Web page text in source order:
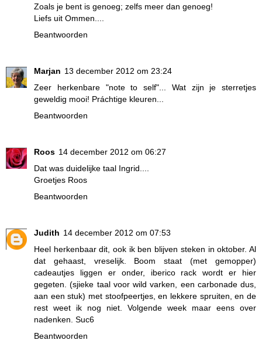
Zoals je bent is genoeg; zelfs meer dan genoeg!
Liefs uit Ommen....
Beantwoorden
Marjan 13 december 2012 om 23:24
Zeer herkenbare "note to self"... Wat zijn je sterretjes
geweldig mooi! Práchtige kleuren...
Beantwoorden
Roos 14 december 2012 om 06:27
Dat was duidelijke taal Ingrid....
Groetjes Roos
Beantwoorden
Judith 14 december 2012 om 07:53
Heel herkenbaar dit, ook ik ben blijven steken in oktober. Al
dat gehaast, vreselijk. Boom staat (met gemopper)
cadeautjes liggen er onder, iberico rack wordt er hier
gegeten. (sjieke taal voor wild varken, een carbonade dus,
aan een stuk) met stoofpeertjes, en lekkere spruiten, en de
rest weet ik nog niet. Volgende week maar eens over
nadenken. Suc6
Beantwoorden